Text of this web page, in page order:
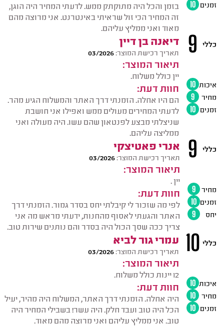
בזמן והכל היה מתוקתק ממש. לדעתי המחיר היה הוגן,
זה המחיר הכי זול שראיתי באינטרנט. אני מרוצה מהם
מאוד ואני ממליץ עליהם.
זמנים 10
דיאנה בן דיין
תאריך רכישת המוצר:03/2026
תיאור המוצר:
יין כולל משלוח.
חוות דעת:
הם היו אחלה. הזמנתי דרך האתר והמשלוח הגיע מהר.
לדעתי המחירים מעולים ממש ואפילו אני חושבת
שניצלתי מבצע לפנטאון שהם עשו. היה מעולה ואני
ממליצה עליהם.
9 כללי
איכות 10
מחיר
9
זמנים 10
אנרי פאטיצקי
תאריך רכישת המוצר:03/2026
תיאור המוצר:
יין .
חוות דעת:
לפי מה שזכור לי קיבלתי יחס בסדר גמור. הזמנתי דרך
האתר והגעתי לאסוף מהחנות, ידעתי מראש מה אני
צריך ככה שסך הכול היה בסדר והם נותנים שירות טוב.
9 כללי
מחיר
9
זמנים 10
יחס
9
עמרי גור לביא
תאריך רכישת המוצר:03/2026
תיאור המוצר:
12 יינות כולל משלוח.
חוות דעת:
היה אחלה. הזמנתי דרך האתר, המשלוח היה מהיר, יעיל
הכל היה טוב ועבד חלק. היה עשר! בשבילי המחיר היה
טוב. אני ממליץ עליהם ואני מרוצה מהם מאוד.
10 כללי
איכות 10
מחיר
10
זמנים 10